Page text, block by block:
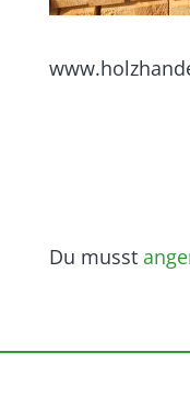
Du musst